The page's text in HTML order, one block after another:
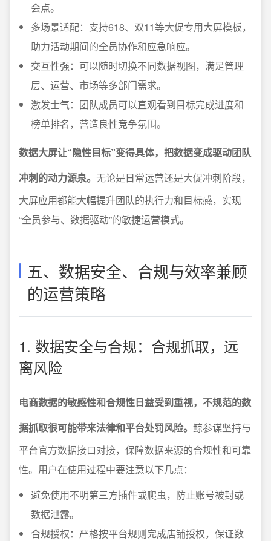
会点。
多场景适配：支持618、双11等大促专用大屏模板，
助力活动期间的全员协作和应急响应。
交互性强：可以随时切换不同数据视图，满足管理
层、运营、市场等多部门需求。
激发士气：团队成员可以直观看到目标完成进度和
榜单排名，营造良性竞争氛围。
数据大屏让“隐性目标”变得具体，把数据变成驱动团队
冲刺的动力源泉。 无论是日常运营还是大促冲刺阶段，
大屏应用都能大幅提升团队的执行力和目标感，实现
“全员参与、数据驱动”的敏捷运营模式。
五、数据安全、合规与效率兼顾
的运营策略
1. 数据安全与合规：合规抓取，远
离风险
电商数据的敏感性和合规性日益受到重视，不规范的数
据抓取很可能带来法律和平台处罚风险。 鲸参谋坚持与
平台官方数据接口对接，保障数据来源的合规性和可靠
性。用户在使用过程中要注意以下几点：
避免使用不明第三方插件或爬虫，防止账号被封或
数据泄露。
合规授权：严格按平台规则完成店铺授权，保证数